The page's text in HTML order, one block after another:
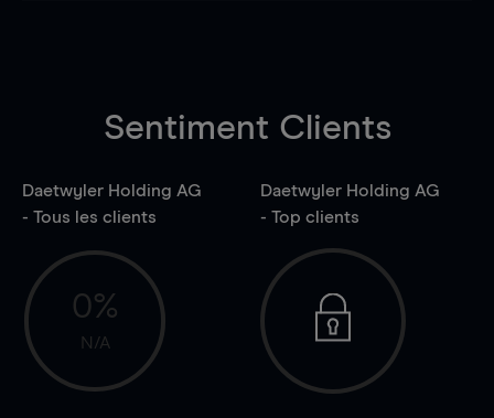
Sentiment Clients
Daetwyler Holding AG
- Tous les clients
0%
N/A
Daetwyler Holding AG
- Top clients